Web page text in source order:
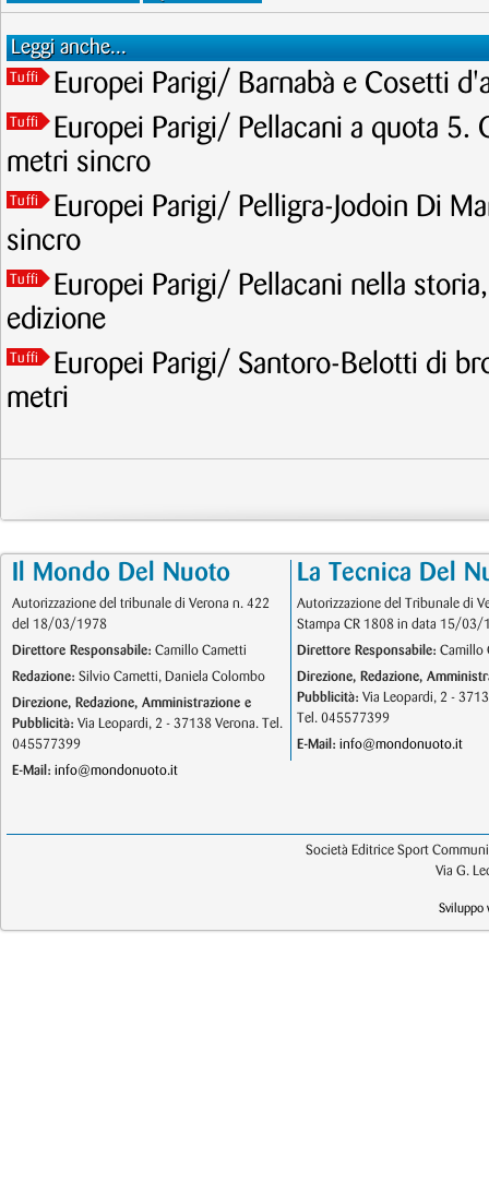
Leggi anche...
Tuffi Europei Parigi/ Barnabà e Cosetti
Tuffi
Europei Parigi/ Pellacani a quota 5.
metri sincro
Tuffi
Europei Parigi/ Pelligra-Jodoin Di
sincro
Tuffi
Europei Parigi/ Pellacani nella
edizione
Tuffi
Europei Parigi/ Santoro-Belotti di
metri
Il Mondo Del Nuoto
Autorizzazione del tribunale di Verona n. 422
del 18/03/1978
Direttore Responsabile: Camillo Cametti
Redazione: Silvio Cametti, Daniela Colombo
Direzione, Redazione, Amministrazione e
Pubblicità: Via Leopardi, 2 - 37138 Verona. Tel.
045577399
E-Mail: info@mondonuoto.it
La Tecnica Del
Autorizzazione del Tribunale di
Stampa CR 1808 in data 15/03/
Direttore Responsabile: Camillo
Direzione, Redazione,
Pubblicità: Via Leopardi, 2 -
Tel. 045577399
E-Mail: info@mondonuoto.it
Società Editrice Sport
Via G.
Sviluppo